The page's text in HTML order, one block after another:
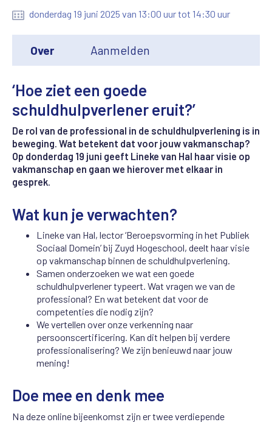
donderdag 19 juni 2025 van 13:00 uur tot 14:30 uur
Over Aanmelden
‘Hoe ziet een goede
schuldhulpverlener eruit?’
De rol van de professional in de schuldhulpverlening is in
beweging. Wat betekent dat voor jouw vakmanschap?
Op donderdag 19 juni geeft Lineke van Hal haar visie op
vakmanschap en gaan we hierover met elkaar in
gesprek.
Wat kun je verwachten?
Lineke van Hal, lector ‘Beroepsvorming in het Publiek
Sociaal Domein’ bij Zuyd Hogeschool, deelt haar visie
op vakmanschap binnen de schuldhulpverlening.
Samen onderzoeken we wat een goede
schuldhulpverlener typeert. Wat vragen we van de
professional? En wat betekent dat voor de
competenties die nodig zijn?
We vertellen over onze verkenning naar
persoonscertificering. Kan dit helpen bij verdere
professionalisering? We zijn benieuwd naar jouw
mening!
Doe mee en denk mee
Na deze online bijeenkomst zijn er twee verdiepende